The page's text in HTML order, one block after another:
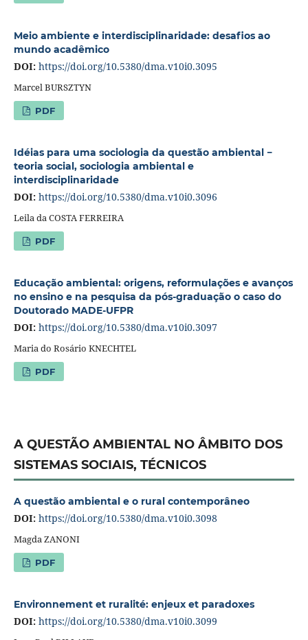
Meio ambiente e interdisciplinaridade: desafios ao
mundo acadêmico
DOI: https://doi.org/10.5380/dma.v10i0.3095
Marcel BURSZTYN
PDF
Idéias para uma sociologia da questão ambiental −
teoria social, sociologia ambiental e
interdisciplinaridade
DOI: https://doi.org/10.5380/dma.v10i0.3096
Leila da COSTA FERREIRA
PDF
Educação ambiental: origens, reformulações e avanços
no ensino e na pesquisa da pós-graduação o caso do
Doutorado MADE-UFPR
DOI: https://doi.org/10.5380/dma.v10i0.3097
Maria do Rosário KNECHTEL
PDF
A QUESTÃO AMBIENTAL NO ÂMBITO DOS
SISTEMAS SOCIAIS, TÉCNICOS
A questão ambiental e o rural contemporâneo
DOI: https://doi.org/10.5380/dma.v10i0.3098
Magda ZANONI
PDF
Environnement et ruralité: enjeux et paradoxes
DOI: https://doi.org/10.5380/dma.v10i0.3099